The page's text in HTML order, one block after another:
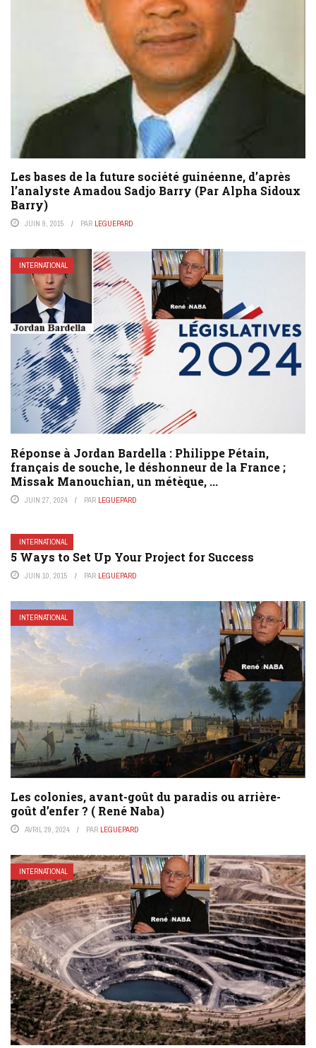
Les bases de la future société guinéenne, d’après
l’analyste Amadou Sadjo Barry (Par Alpha Sidoux
Barry)
JUIN 9, 2015 PAR LEGUEPARD
INTERNATIONAL
Réponse à Jordan Bardella : Philippe Pétain,
français de souche, le déshonneur de la France ;
Missak Manouchian, un métèque, ...
JUIN 27, 2024 PAR LEGUEPARD
INTERNATIONAL
5 Ways to Set Up Your Project for Success
JUIN 10, 2015 PAR LEGUEPARD
INTERNATIONAL
Les colonies, avant-goût du paradis ou arrière-
goût d’enfer ? ( René Naba)
AVRIL 29, 2024 PAR LEGUEPARD
INTERNATIONAL